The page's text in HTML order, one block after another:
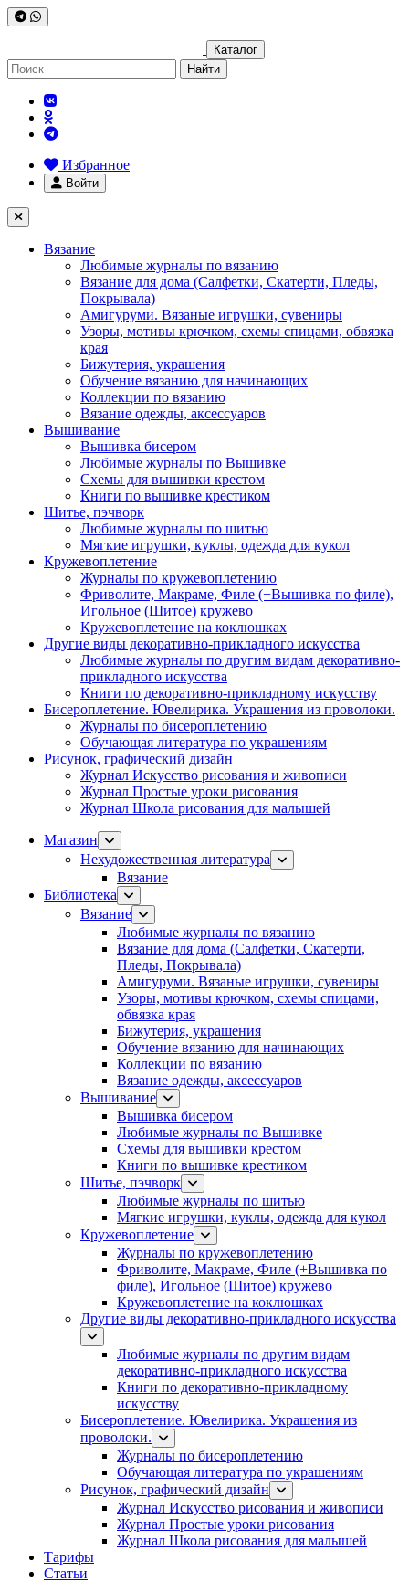
Каталог
Найти
Избранное
Войти
Вязание
Любимые журналы по вязанию
Вязание для дома (Салфетки, Скатерти, Пледы,
Покрывала)
Амигуруми. Вязаные игрушки, сувениры
Узоры, мотивы крючком, схемы спицами, обвязка
края
Бижутерия, украшения
Обучение вязанию для начинающих
Коллекции по вязанию
Вязание одежды, аксессуаров
Вышивание
Вышивка бисером
Любимые журналы по Вышивке
Схемы для вышивки крестом
Книги по вышивке крестиком
Шитье, пэчворк
Любимые журналы по шитью
Мягкие игрушки, куклы, одежда для кукол
Кружевоплетение
Журналы по кружевоплетению
Фриволите, Макраме, Филе (+Вышивка по филе),
Игольное (Шитое) кружево
Кружевоплетение на коклюшках
Другие виды декоративно-прикладного искусства
Любимые журналы по другим видам декоративно-
прикладного искусства
Книги по декоративно-прикладному искусству
Бисероплетение. Ювелирика. Украшения из проволоки.
Журналы по бисероплетению
Обучающая литература по украшениям
Рисунок, графический дизайн
Журнал Искусство рисования и живописи
Журнал Простые уроки рисования
Журнал Школа рисования для малышей
Магазин
Нехудожественная литература
Вязание
Библиотека
Вязание
Любимые журналы по вязанию
Вязание для дома (Салфетки, Скатерти,
Пледы, Покрывала)
Амигуруми. Вязаные игрушки, сувениры
Узоры, мотивы крючком, схемы спицами,
обвязка края
Бижутерия, украшения
Обучение вязанию для начинающих
Коллекции по вязанию
Вязание одежды, аксессуаров
Вышивание
Вышивка бисером
Любимые журналы по Вышивке
Схемы для вышивки крестом
Книги по вышивке крестиком
Шитье, пэчворк
Любимые журналы по шитью
Мягкие игрушки, куклы, одежда для кукол
Кружевоплетение
Журналы по кружевоплетению
Фриволите, Макраме, Филе (+Вышивка по
филе), Игольное (Шитое) кружево
Кружевоплетение на коклюшках
Другие виды декоративно-прикладного искусства
Любимые журналы по другим видам
декоративно-прикладного искусства
Книги по декоративно-прикладному
искусству
Бисероплетение. Ювелирика. Украшения из
проволоки.
Журналы по бисероплетению
Обучающая литература по украшениям
Рисунок, графический дизайн
Журнал Искусство рисования и живописи
Журнал Простые уроки рисования
Журнал Школа рисования для малышей
Тарифы
Статьи